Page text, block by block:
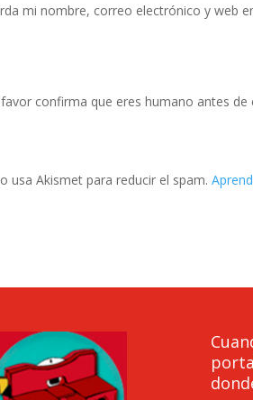
mi nombre, correo electrónico y web
confirma que eres humano antes de
usa Akismet para reducir el spam.